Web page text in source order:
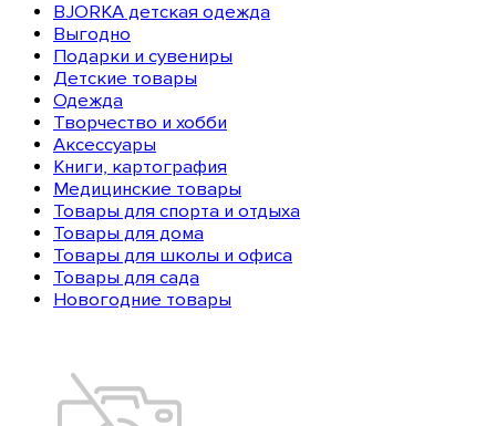
BJORKA детская одежда
Выгодно
Подарки и сувениры
Детские товары
Одежда
Творчество и хобби
Аксессуары
Книги, картография
Медицинские товары
Товары для спорта и отдыха
Товары для дома
Товары для школы и офиса
Товары для сада
Новогодние товары